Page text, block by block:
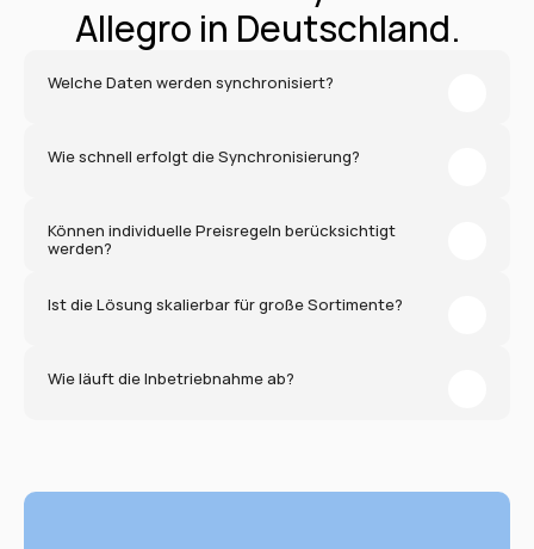
Allegro in Deutschland.
Welche Daten werden synchronisiert?
Wie schnell erfolgt die Synchronisierung?
Können individuelle Preisregeln berücksichtigt
werden?
Ist die Lösung skalierbar für große Sortimente?
Wie läuft die Inbetriebnahme ab?